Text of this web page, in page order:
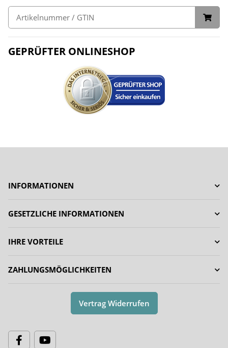
GEPRÜFTER ONLINESHOP
INFORMATIONEN
GESETZLICHE INFORMATIONEN
IHRE VORTEILE
ZAHLUNGSMÖGLICHKEITEN
Vertrag Widerrufen